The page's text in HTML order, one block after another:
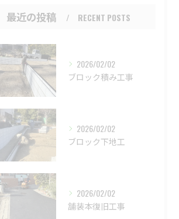
最近の投稿 RECENT POSTS
2026/02/02
ブロック積み工事
2026/02/02
ブロック下地工
2026/02/02
舗装本復旧工事